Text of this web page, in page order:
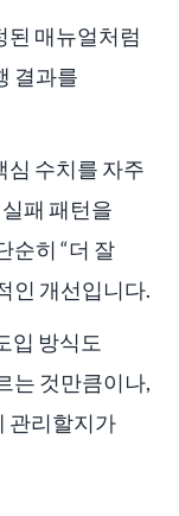
된 매뉴얼처럼
결과를
심 수치를 자주
패 패턴을
순히 “더 잘
인 개선입니다.
입 방식도
는 것만큼이나,
관리할지가